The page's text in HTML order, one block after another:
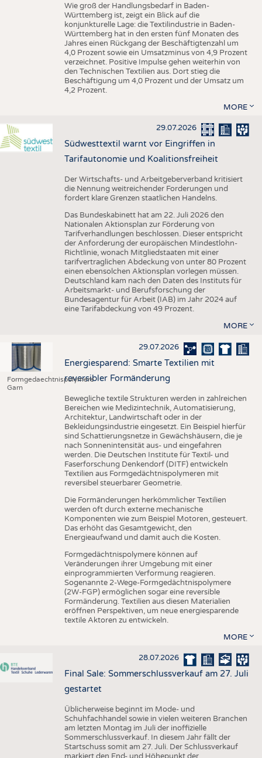
Wie groß der Handlungsbedarf in Baden-
Württemberg ist, zeigt ein Blick auf die
konjunkturelle Lage: die Textilindustrie in Baden-
Württemberg hat in den ersten fünf Monaten des
Jahres einen Rückgang der Beschäftigtenzahl um
4,0 Prozent sowie ein Umsatzminus von 4,9 Prozent
verzeichnet. Positive Impulse gehen weiterhin von
den Technischen Textilien aus. Dort stieg die
Beschäftigung um 4,0 Prozent und der Umsatz um
4,2 Prozent.
MORE
29.07.2026
Südwesttextil warnt vor Eingriffen in
Tarifautonomie und Koalitionsfreiheit
Der Wirtschafts- und Arbeitgeberverband kritisiert
die Nennung weitreichender Forderungen und
fordert klare Grenzen staatlichen Handelns.
Das Bundeskabinett hat am 22. Juli 2026 den
Nationalen Aktionsplan zur Förderung von
Tarifverhandlungen beschlossen. Dieser entspricht
der Anforderung der europäischen Mindestlohn-
Richtlinie, wonach Mitgliedstaaten mit einer
tarifvertraglichen Abdeckung von unter 80 Prozent
einen ebensolchen Aktionsplan vorlegen müssen.
Deutschland kam nach den Daten des Instituts für
Arbeitsmarkt- und Berufsforschung der
Bundesagentur für Arbeit (IAB) im Jahr 2024 auf
eine Tarifabdeckung von 49 Prozent.
MORE
Formgedaechtnispolymere
Garn
29.07.2026
Energiesparend: Smarte Textilien mit
reversibler Formänderung
Bewegliche textile Strukturen werden in zahlreichen
Bereichen wie Medizintechnik, Automatisierung,
Architektur, Landwirtschaft oder in der
Bekleidungsindustrie eingesetzt. Ein Beispiel hierfür
sind Schattierungsnetze in Gewächshäusern, die je
nach Sonnenintensität aus- und eingefahren
werden. Die Deutschen Institute für Textil- und
Faserforschung Denkendorf (DITF) entwickeln
Textilien aus Formgedächtnispolymeren mit
reversibel steuerbarer Geometrie.
Die Formänderungen herkömmlicher Textilien
werden oft durch externe mechanische
Komponenten wie zum Beispiel Motoren, gesteuert.
Das erhöht das Gesamtgewicht, den
Energieaufwand und damit auch die Kosten.
Formgedächtnispolymere können auf
Veränderungen ihrer Umgebung mit einer
einprogrammierten Verformung reagieren.
Sogenannte 2-Wege-Formgedächtnispolymere
(2W-FGP) ermöglichen sogar eine reversible
Formänderung. Textilien aus diesen Materialien
eröffnen Perspektiven, um neue energiesparende
textile Aktoren zu entwickeln.
MORE
28.07.2026
Final Sale: Sommerschlussverkauf am 27. Juli
gestartet
Üblicherweise beginnt im Mode- und
Schuhfachhandel sowie in vielen weiteren Branchen
am letzten Montag im Juli der inoffizielle
Sommerschlussverkauf. In diesem Jahr fällt der
Startschuss somit am 27. Juli. Der Schlussverkauf